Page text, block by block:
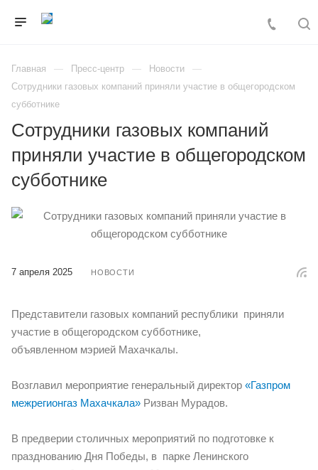
Главная Пресс-центр
Новости
Сотрудники газовых компаний приняли участие в общегородском
субботнике
Сотрудники газовых компаний
приняли участие в общегородском
субботнике
7 апреля 2025 НОВОСТИ
Представители газовых компаний республики приняли
участие в общегородском субботнике,
объявленном мэрией Махачкалы.
Возглавил мероприятие генеральный директор «Газпром
межрегионгаз Махачкала» Ризван Мурадов.
В предверии столичных мероприятий по подготовке к
празднованию Дня Победы, в парке Ленинского